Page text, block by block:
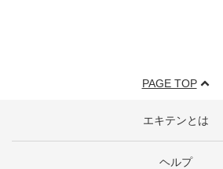
PAGE TOP
エキテンとは
ヘルプ